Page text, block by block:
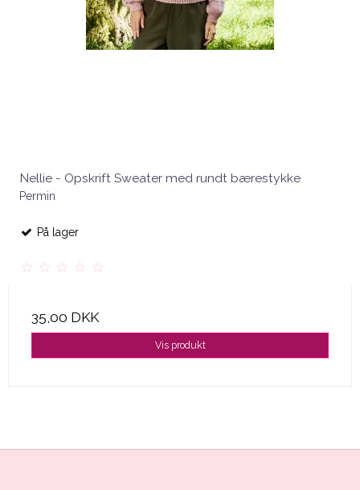
Nellie - Opskrift Sweater med rundt bærestykke
Permin
På lager
35,00 DKK
Vis produkt